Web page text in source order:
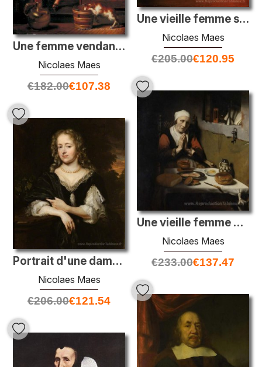
Une vieille femme somnolant un livre
Nicolaes Maes
€205.00€120.95
Une femme vendant du lait
Nicolaes Maes
€182.00€107.38
Une vieille femme priant
Nicolaes Maes
€233.00€137.47
Portrait d'une dame dans une robe noire
Nicolaes Maes
€206.00€121.54